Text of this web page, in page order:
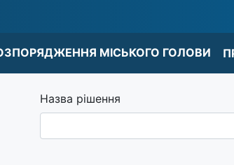
МІСЬКОГО ГОЛОВИ
Назва рішення